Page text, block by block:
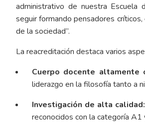
administrativo de nuestra Escuela
seguir formando pensadores
de la sociedad”.
La reacreditación destaca varios
Cuerpo docente altamente
liderazgo en la filosofía tanto a
Investigación de alta calidad:
reconocidos con la categoría